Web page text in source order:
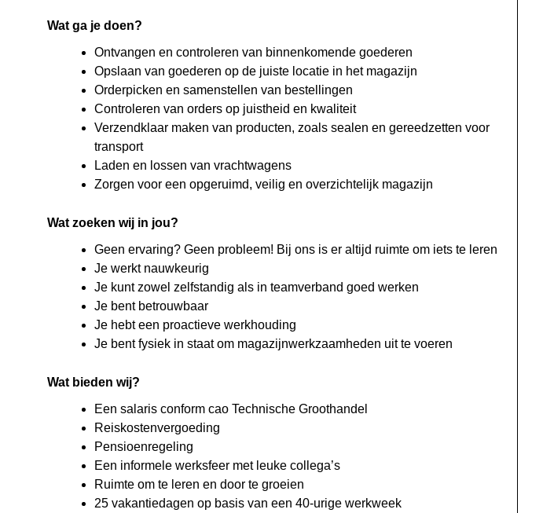
Wat ga je doen?
Ontvangen en controleren van binnenkomende goederen
Opslaan van goederen op de juiste locatie in het magazijn
Orderpicken en samenstellen van bestellingen
Controleren van orders op juistheid en kwaliteit
Verzendklaar maken van producten, zoals sealen en gereedzetten voor
transport
Laden en lossen van vrachtwagens
Zorgen voor een opgeruimd, veilig en overzichtelijk magazijn
Wat zoeken wij in jou?
Geen ervaring? Geen probleem! Bij ons is er altijd ruimte om iets te leren
Je werkt nauwkeurig
Je kunt zowel zelfstandig als in teamverband goed werken
Je bent betrouwbaar
Je hebt een proactieve werkhouding
Je bent fysiek in staat om magazijnwerkzaamheden uit te voeren
Wat bieden wij?
Een salaris conform cao Technische Groothandel
Reiskostenvergoeding
Pensioenregeling
Een informele werksfeer met leuke collega’s
Ruimte om te leren en door te groeien
25 vakantiedagen op basis van een 40-urige werkweek